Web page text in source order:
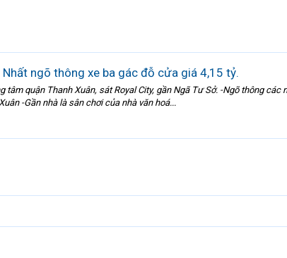
ngõ thông xe ba gác đỗ cửa giá 4,15 tỷ.
quận Thanh Xuân, sát Royal City, gần Ngã Tư Sở. -Ngõ thông
-Gần nhà là sân chơi của nhà văn hoá...